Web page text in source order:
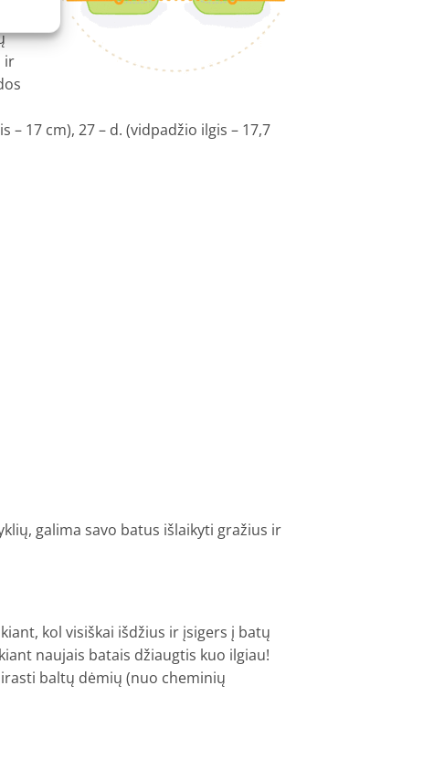
ir
– 17 cm), 27 – d. (vidpadžio ilgis – 17,7
galima savo batus išlaikyti gražius ir
kol visiškai išdžius ir įsigers į batų
naujais batais džiaugtis kuo ilgiau!
baltų dėmių (nuo cheminių